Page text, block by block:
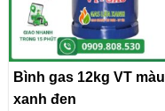
Bình gas 12kg VT màu
xanh đen